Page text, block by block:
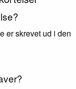
er skrevet ud i den